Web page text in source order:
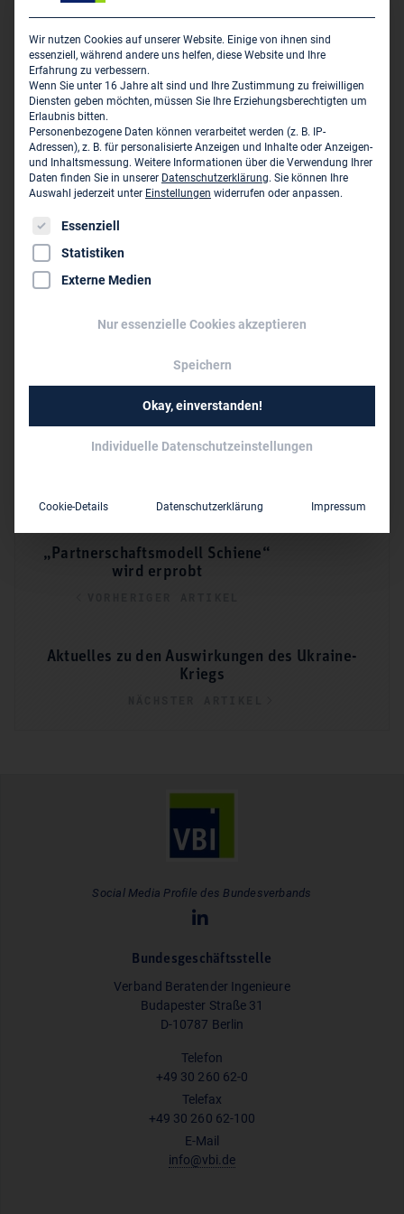
zielgruppengenaue Publikation in allen Bundesländern
statt. Das Programm startet im Sommersemester 2022.
Für Interessierte, die sich als Mentor/Mentorin engagieren
möchten, steht Maximilian Dietz unter dietz@vbi.de mit
weiteren Informationen bereit.
Beitrag teilen
INGENIEURSTUDIUM MENTOR
STUDIERENDE
Diese Artikel könnten Sie auch noch interessieren!
„Partnerschaftsmodell Schiene“
wird erprobt
Aktuelles zu den Auswirkungen des Ukraine-
Kriegs
Social Media Profile des Bundesverbands
Bundesgeschäftsstelle
Verband Beratender Ingenieure
Budapester Straße 31
D-10787 Berlin
Telefon
+49 30 260 62-0
Telefax
+49 30 260 62-100
E-Mail
info@vbi.de
Wir nutzen Cookies auf unserer Website. Einige von ihnen sind
essenziell, während andere uns helfen, diese Website und Ihre
Erfahrung zu verbessern.
Wenn Sie unter 16 Jahre alt sind und Ihre Zustimmung zu freiwilligen
Diensten geben möchten, müssen Sie Ihre Erziehungsberechtigten um
Erlaubnis bitten.
Personenbezogene Daten können verarbeitet werden (z. B. IP-
Adressen), z. B. für personalisierte Anzeigen und Inhalte oder Anzeigen-
und Inhaltsmessung. Weitere Informationen über die Verwendung Ihrer
Daten finden Sie in unserer Datenschutzerklärung. Sie können Ihre
Auswahl jederzeit unter Einstellungen widerrufen oder anpassen.
Es folgt eine Liste der Service-Gruppen, für die eine
Essenziell
Statistiken
Externe Medien
Nur essenzielle Cookies akzeptieren
Speichern
Okay, einverstanden!
Individuelle Datenschutzeinstellungen
Cookie-Details Datenschutzerklärung Impressum